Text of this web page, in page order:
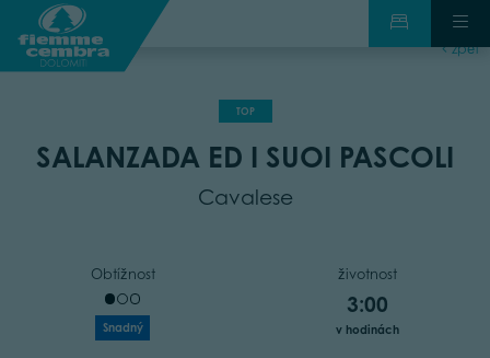
zpět
TOP
SALANZADA ED I SUOI PASCOLI
Cavalese
Obtížnost
Snadný
životnost
3:00
v hodinách